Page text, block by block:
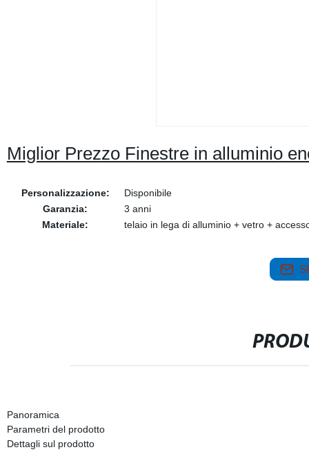
Miglior Prezzo Finestre in alluminio
Personalizzazione:
Disponibile
Garanzia:
3 anni
Materiale:
telaio in lega di alluminio + vetro +
Panoramica
Parametri del prodotto
Dettagli sul prodotto